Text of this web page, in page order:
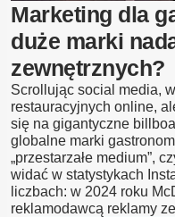
Marketing dla
duże marki
zewnętrznych?
Scrollując social media,
restauracyjnych online,
się na gigantyczne
globalne marki
„przestarzałe medium”,
widać w statystykach
liczbach: w 2024 roku
reklamodawcą reklamy